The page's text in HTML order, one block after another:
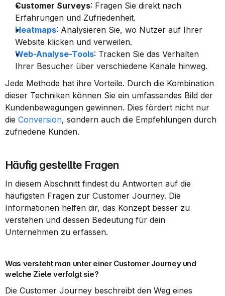
Customer Surveys: Fragen Sie direkt nach
Erfahrungen und Zufriedenheit.
Heatmaps: Analysieren Sie, wo Nutzer auf Ihrer
Website klicken und verweilen.
Web-Analyse-Tools: Tracken Sie das Verhalten
Ihrer Besucher über verschiedene Kanäle hinweg.
Jede Methode hat ihre Vorteile. Durch die Kombination
dieser Techniken können Sie ein umfassendes Bild der
Kundenbewegungen gewinnen. Dies fördert nicht nur
die Conversion, sondern auch die Empfehlungen durch
zufriedene Kunden.
Häufig gestellte Fragen
In diesem Abschnitt findest du Antworten auf die
häufigsten Fragen zur Customer Journey. Die
Informationen helfen dir, das Konzept besser zu
verstehen und dessen Bedeutung für dein
Unternehmen zu erfassen.
Was versteht man unter einer Customer Journey und
welche Ziele verfolgt sie?
Die Customer Journey beschreibt den Weg eines